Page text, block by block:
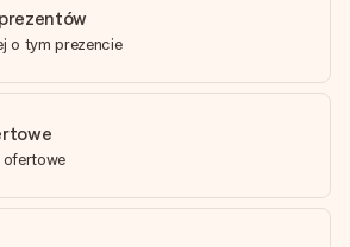
o tym prezencie